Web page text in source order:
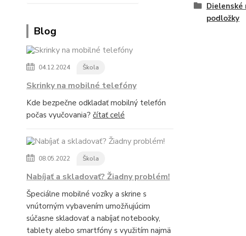
Blog
04.12.2024 Škola
Skrinky na mobilné telefóny
Kde bezpečne odkladať mobilný telefón
počas vyučovania? čítať celé
08.05.2022 Škola
Nabíjať a skladovať? Žiadny problém!
Špeciálne mobilné vozíky a skrine s
vnútorným vybavením umožňujúcim
súčasne skladovať a nabíjať notebooky,
tablety alebo smartfóny s využitím najmä
Dielenské
podložky